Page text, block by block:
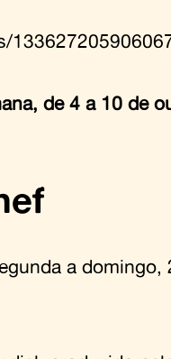
de 4 a 10 de
a domingo,